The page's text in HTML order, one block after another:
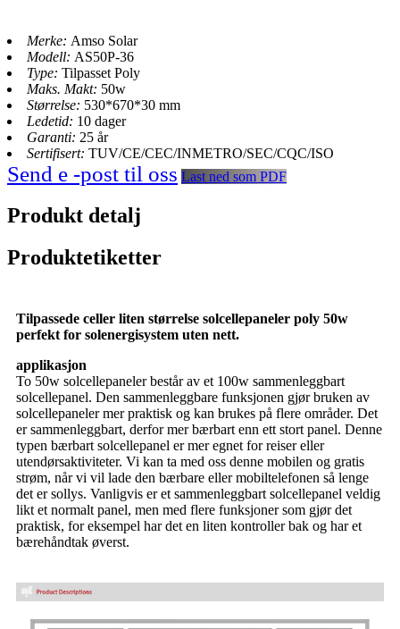
Merke: Amso Solar
Modell: AS50P-36
Type: Tilpasset Poly
Maks. Makt: 50w
Størrelse: 530*670*30 mm
Ledetid: 10 dager
Garanti: 25 år
Sertifisert: TUV/CE/CEC/INMETRO/SEC/CQC/ISO
Send e -post til oss Last ned som PDF
Produkt detalj
Produktetiketter
Tilpassede celler liten størrelse solcellepaneler poly 50w
perfekt for solenergisystem uten nett.
applikasjon
To 50w solcellepaneler består av et 100w sammenleggbart
solcellepanel. Den sammenleggbare funksjonen gjør bruken av
solcellepaneler mer praktisk og kan brukes på flere områder. Det
er sammenleggbart, derfor mer bærbart enn ett stort panel. Denne
typen bærbart solcellepanel er mer egnet for reiser eller
utendørsaktiviteter. Vi kan ta med oss ​​denne mobilen og gratis
strøm, når vi vil lade den bærbare eller mobiltelefonen så lenge
det er sollys. Vanligvis er et sammenleggbart solcellepanel veldig
likt et normalt panel, men med flere funksjoner som gjør det
praktisk, for eksempel har det en liten kontroller bak og har et
bærehåndtak øverst.